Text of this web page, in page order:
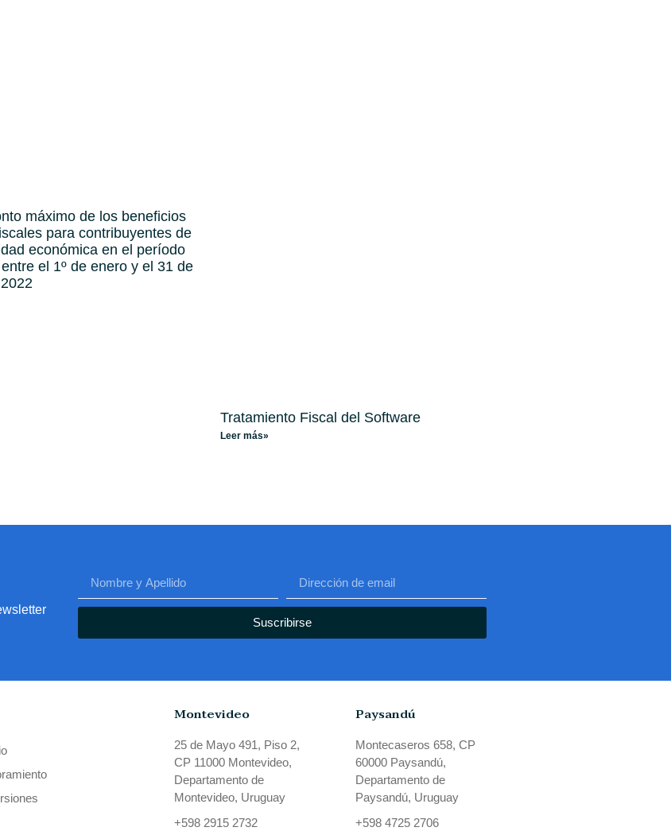
máximo de los beneficios
para contribuyentes de
económica en el período
el 1º de enero y el 31 de
Tratamiento Fiscal del Software
Leer más»
Suscribirse
Montevideo
25 de Mayo 491, Piso 2,
CP 11000 Montevideo,
Departamento de
Montevideo, Uruguay
+598 2915 2732
Paysandú
Montecaseros 658, CP
60000 Paysandú,
Departamento de
Paysandú, Uruguay
+598 4725 2706